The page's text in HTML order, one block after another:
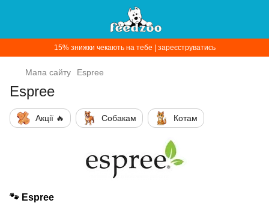
15% знижки чекають на тебе | зареєструватись
Мапа сайту Espree
Espree
Акції 🔥 Собакам Котам
🐾 Espree